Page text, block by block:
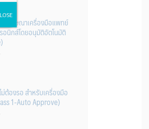
าตโฆษณาเครื่องมือแพทย์
อนิกส์โดยอนุมัติอัตโนมัติ
ต้องรอ สำหรับเครื่องมือ
1-Auto Approve)